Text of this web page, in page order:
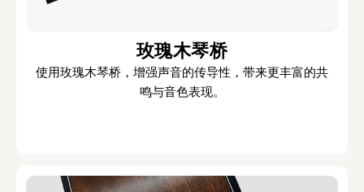
玫瑰木琴桥
使用玫瑰木琴桥，增强声音的传导性，带来更丰富的共
鸣与音色表现。